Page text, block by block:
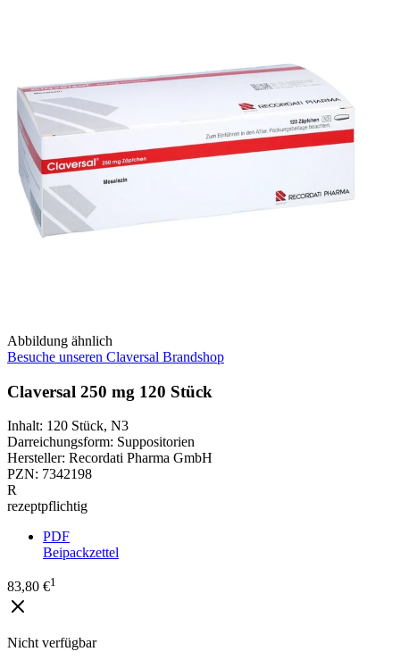
Abbildung ähnlich
Besuche unseren Claversal Brandshop
Claversal 250 mg 120 Stück
Inhalt: 120 Stück, N3
Darreichungsform: Suppositorien
Hersteller: Recordati Pharma GmbH
PZN: 7342198
R
rezeptpflichtig
PDF
Beipackzettel
83,80 €1
Nicht verfügbar